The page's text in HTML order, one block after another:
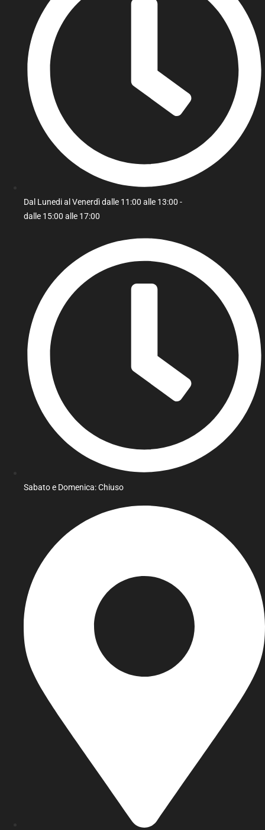
Dal Lunedi al Venerdì dalle 11:00 alle 13:00 -
dalle 15:00 alle 17:00
Sabato e Domenica: Chiuso